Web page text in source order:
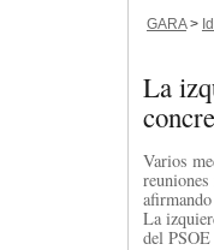
GARA>
La
Varios
La
del